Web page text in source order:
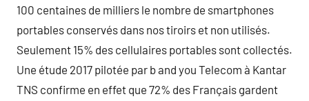
100 centaines de milliers le nombre de smartphones
portables conservés dans nos tiroirs et non utilisés.
Seulement 15% des cellulaires portables sont collectés.
Une étude 2017 pilotée par b and you Telecom à Kantar
TNS confirme en effet que 72% des Français gardent